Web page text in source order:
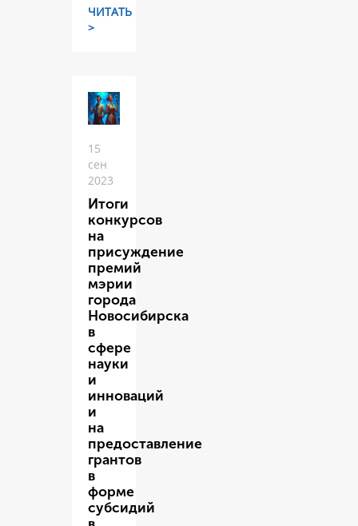
ЧИТАТЬ
>
15
сен
2023
Итоги
конкурсов
на
присуждение
премий
мэрии
города
Новосибирска
в
сфере
науки
и
инноваций
и
на
предоставление
грантов
в
форме
субсидий